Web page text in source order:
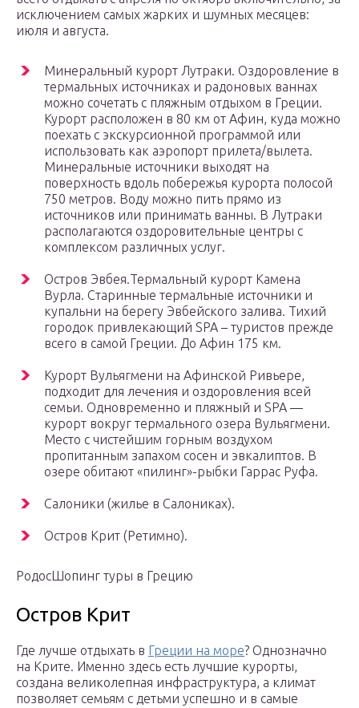
исключением самых жарких и шумных месяцев:
июля и августа.
Минеральный курорт Лутраки. Оздоровление в
термальных источниках и радоновых ваннах
можно сочетать с пляжным отдыхом в Греции.
Курорт расположен в 80 км от Афин, куда можно
поехать с экскурсионной программой или
использовать как аэропорт прилета/вылета.
Минеральные источники выходят на
поверхность вдоль побережья курорта полосой
750 метров. Воду можно пить прямо из
источников или принимать ванны. В Лутраки
располагаются оздоровительные центры с
комплексом различных услуг.
Остров Эвбея.Термальный курорт Камена
Вурла. Старинные термальные источники и
купальни на берегу Эвбейского залива. Тихий
городок привлекающий SPA – туристов прежде
всего в самой Греции. До Афин 175 км.
Курорт Вульягмени на Афинской Ривьере,
подходит для лечения и оздоровления всей
семьи. Одновременно и пляжный и SPA —
курорт вокруг термального озера Вульягмени.
Место с чистейшим горным воздухом
пропитанным запахом сосен и эвкалиптов. В
озере обитают «пилинг»-рыбки Гаррас Руфа.
Салоники (жилье в Салониках).
Остров Крит (Ретимно).
РодосШопинг туры в Грецию
Остров Крит
Где лучше отдыхать в Греции на море? Однозначно
на Крите. Именно здесь есть лучшие курорты,
создана великолепная инфраструктура, а климат
позволяет семьям с детьми успешно и в самые